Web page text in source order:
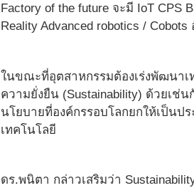
Factory of the future จะมี IoT CPS
Reality Advanced robotics /
ในขณะที่อุตสาหกรรมต้องเร่งพัฒนาเ
ความยั่งยืน (Sustainability) ด้วยเช่น
นโยบายที่องค์กรรอบโลกยกให้เป็นป
เทคโนโลยี
ดร.พนิตา กล่าวเสริมว่า